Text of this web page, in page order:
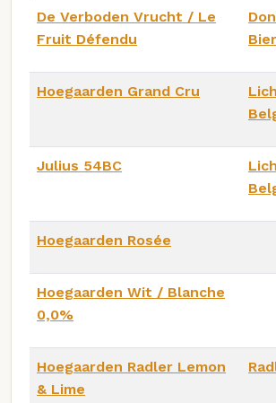
De Verboden Vrucht / Le
Fruit Défendu
Bier
Hoegaarden Grand Cru
Julius 54BC
Hoegaarden Rosée
Hoegaarden Wit / Blanche
0,0%
Hoegaarden Radler Lemon
& Lime